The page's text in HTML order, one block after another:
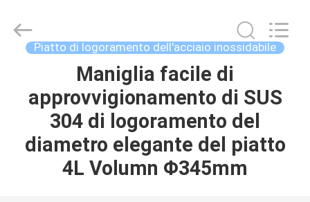
PRODOTTI
Hardware
Products
Piatto di logoramento dell'acciaio inossidabile
Maniglia facile di
approvvigionamento di SUS
304 di logoramento del
diametro elegante del piatto
4L Volumn Φ345mm